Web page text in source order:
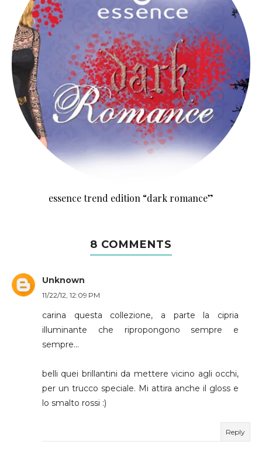
essence trend edition “dark romance”
8 COMMENTS
Unknown
11/22/12, 12:09 PM
carina questa collezione, a parte la cipria
illuminante che ripropongono sempre e
sempre...
belli quei brillantini da mettere vicino agli occhi,
per un trucco speciale. Mi attira anche il gloss e
lo smalto rossi :)
Reply